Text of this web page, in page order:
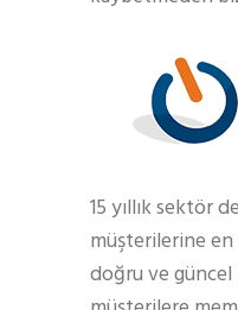
15 yıllık sektör
müşterilerine
doğru ve